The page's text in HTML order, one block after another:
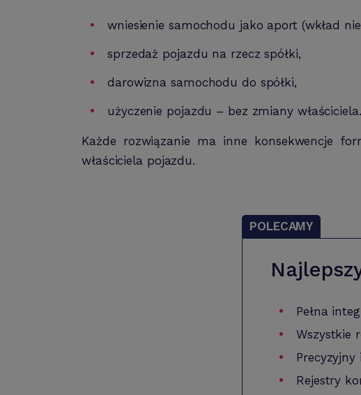
wniesienie samochodu jako aport (wkład
sprzedaż pojazdu na rzecz spółki,
darowizna samochodu do spółki,
użyczenie pojazdu – bez zmiany właściciela.
Każde rozwiązanie ma inne konsekwencje
właściciela pojazdu.
POLECAMY
Pełna
Wszystkie
Rejestry